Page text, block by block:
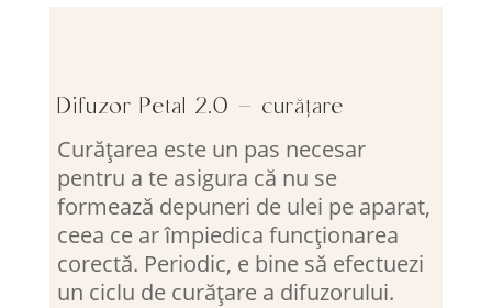
Difuzor Petal 2.0 – curățare
Curățarea este un pas necesar
pentru a te asigura că nu se
formează depuneri de ulei pe aparat,
ceea ce ar împiedica funcționarea
corectă. Periodic, e bine să efectuezi
un ciclu de curățare a difuzorului.